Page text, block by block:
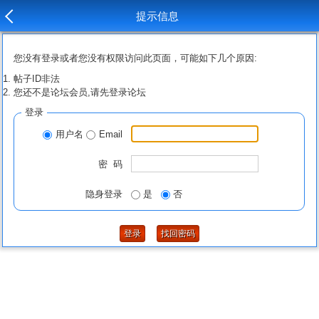
提示信息
您没有登录或者您没有权限访问此页面，可能如下几个原因:
帖子ID非法
您还不是论坛会员,请先登录论坛
登录
用户名 Email
密 码
隐身登录 是 否